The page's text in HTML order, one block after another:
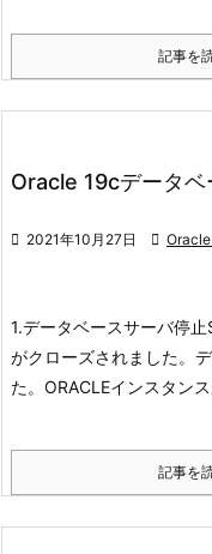
記事を
Oracle 19cデータ
 2021年10月27日 
1.データベースサーバ停止
がクローズされました。
た。ORACLEインスタン
記事を